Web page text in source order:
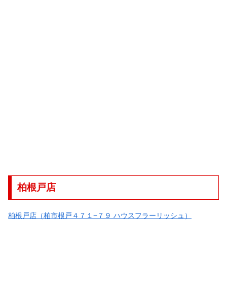
柏根戸店
柏根戸店（柏市根戸４７１−７９ ハウスフラーリッシュ）